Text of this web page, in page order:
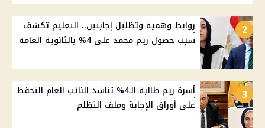
2
روابط وهمية وتظليل إجابتين.. التعليم تكشف
سبب حصول ريم محمد على 4% بالثانوية العامة
3
أسرة ريم طالبة الـ4% تناشد النائب العام التحفظ
على أوراق الإجابة وملف التظلم